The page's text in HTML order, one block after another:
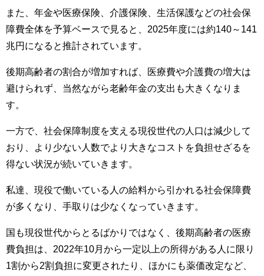
また、年金や医療保険、介護保険、生活保護などの社会保
障費全体を予算ベースで見ると、2025年度には約140～141
兆円になると推計されています。
後期高齢者の割合が増加すれば、医療費や介護費の増大は
避けられず、当然ながら老齢年金の支出も大きくなりま
す。
一方で、社会保障制度を支える現役世代の人口は減少して
おり、より少ない人数でより大きなコストを負担せざるを
得ない状況が続いていきます。
私達、現役で働いている人の給料から引かれる社会保障費
が多くなり、手取りは少なくなっていきます。
国も現役世代からとるばかりではなく、後期高齢者の医療
費負担は、2022年10月から一定以上の所得がある人に限り
1割から2割負担に変更されたり、ほかにも薬価改定など、